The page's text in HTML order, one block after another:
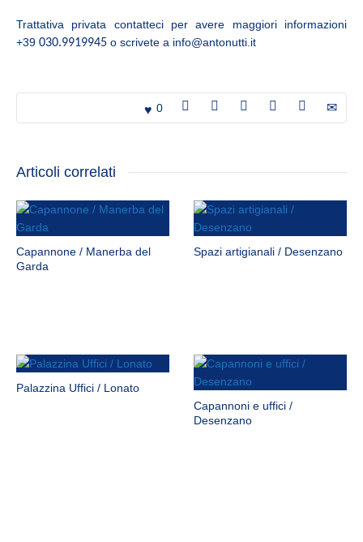
Trattativa privata contatteci per avere maggiori informazioni
+39 030.9919945 o scrivete a info@antonutti.it
0
Articoli correlati
Capannone / Manerba del
Garda
Spazi artigianali / Desenzano
Palazzina Uffici / Lonato
Capannoni e uffici /
Desenzano